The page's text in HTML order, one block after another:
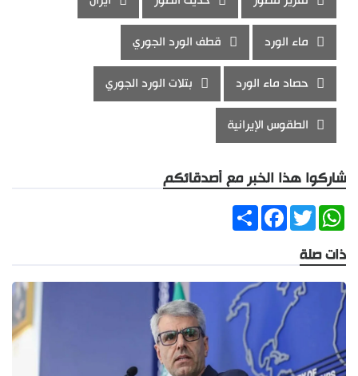
ماء الورد قطف الورد الجوري
حصاد ماء الورد بتلات الورد الجوري
الطقوس الإيرانية
شاركوا هذا الخبر مع أصدقائكم
ShareFacebookTwitter
WhatsApp
ذات صلة